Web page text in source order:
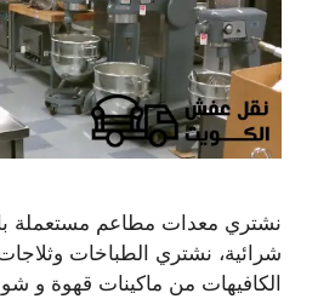
نشتري معدات مطاعم مستعملة
شرائية، نشتري الطباخات
الكافيهات من ماكينات قهوة و